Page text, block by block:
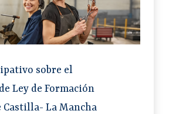
sobre el
Ley de Formación
La Mancha